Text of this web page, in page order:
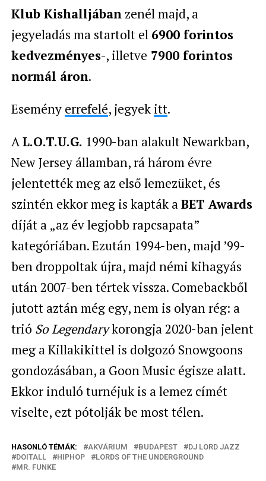
Klub Kishalljábanzenél majd, a
jegyeladás ma startolt el 6900 forintos
kedvezményes-, illetve 7900 forintos
normál áron.
Esemény errefelé, jegyek itt.
AL.O.T.U.G. 1990-ban alakult Newarkban,
New Jersey államban, rá három évre
jelentették meg az első lemezüket, és
szintén ekkor meg is kapták aBET Awards
díját a „az év legjobb rapcsapata”
kategóriában. Ezután 1994-ben, majd ’99-
ben droppoltak újra, majd némi kihagyás
után 2007-ben tértek vissza. Comebackből
jutott aztán még egy, nem is olyan rég: a
trió So Legendarykorongja 2020-ban jelent
meg a Killakikittel is dolgozó Snowgoons
gondozásában, a Goon Music égisze alatt.
Ekkor induló turnéjuk is a lemez címét
viselte, ezt pótolják be most télen.
HASONLÓ TÉMÁK: AKVÁRIUM BUDAPEST
DJ LORD JAZZ
DOITALL
HIPHOP
LORDS OF THE UNDERGROUND
MR. FUNKE